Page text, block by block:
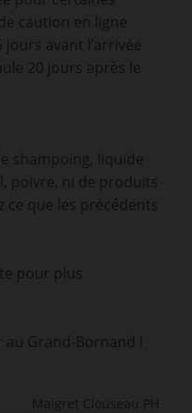
caution en ligne
jours avant l’arrivée
20 jours après le
shampoing, liquide
poivre, ni de produits
ce que les précédents
pour plus
au Grand-Bornand !
Maigret Clouseau PH